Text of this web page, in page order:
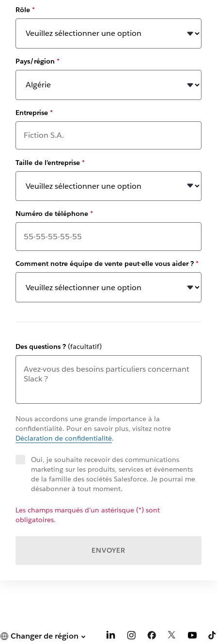
Rôle *
Pays/région *
Entreprise *
Taille de l’entreprise *
Numéro de téléphone *
Comment notre équipe de vente peut-elle vous aider ? *
Des questions ? (facultatif)
Nous accordons une grande importance à la
confidentialité. Pour en savoir plus, visitez notre
Déclaration de confidentialité.
Oui, je souhaite recevoir des communications
marketing sur les produits, services et événements
de la famille des sociétés Salesforce. Je pourrai me
désabonner à tout moment.
Les champs marqués d’un astérisque (*) sont
obligatoires.
ENVOYER
Changer de région